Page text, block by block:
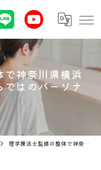
神奈川県横浜
はのパーソナ
理学療法士監修の整体で神奈川県横浜市神奈川区六角橋ならではのパーソナルトレーニング体験